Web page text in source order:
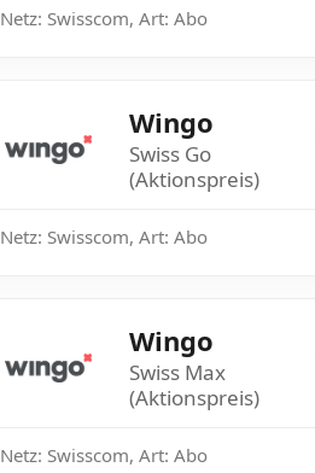
Netz: Swisscom, Art: Abo
Wingo
Swiss Go
(Aktionspreis)
Netz: Swisscom, Art: Abo
Wingo
Swiss Max
(Aktionspreis)
Netz: Swisscom, Art: Abo